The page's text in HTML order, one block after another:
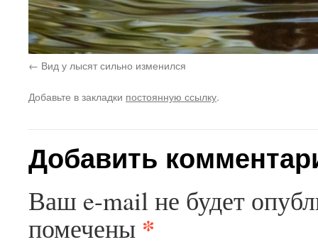
Вид у лысят сильно изменился
Добавьте в закладки постоянную ссылку.
Добавить
Ваш e-mail не будет
помечены *